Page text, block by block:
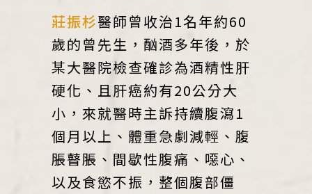
莊振杉醫師曾收治1名年約60
歲的曾先生，酗酒多年後，於
某大醫院檢查確診為酒精性肝
硬化、且肝癌約有20公分大
小，來就醫時主訴持續腹瀉1
個月以上、體重急劇減輕、腹
脹瞽脹、間歇性腹痛、噁心、
以及食慾不振，整個腹部僵